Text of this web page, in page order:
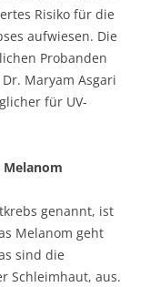
Risiko für die
aufwiesen. Die
Probanden
Maryam Asgari
für UV-
Melanom
genannt, ist
Melanom geht
sind die
Schleimhaut, aus.